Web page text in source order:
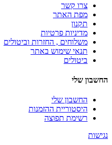
צרו קשר
מפת האתר
תקנון
מדיניות פרטיות
משלוחים , החזרות וביטולים
תנאי שימוש באתר
ביטולים
החשבון שלי
החשבון שלי
היסטוריית ההזמנות
רשימת תפוצה
נגישות